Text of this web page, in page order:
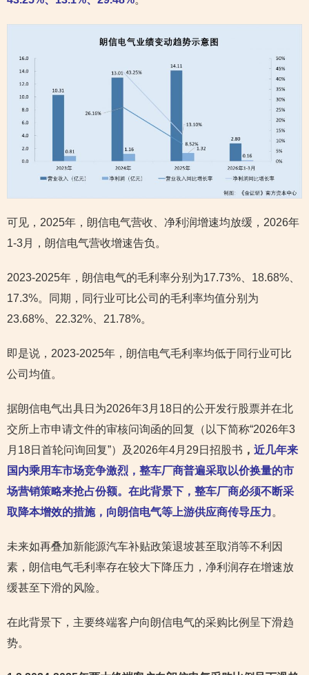
可见，2025年，朗信电气营收、净利润增速均放缓，2026年
1-3月，朗信电气营收增速告负。
2023-2025年，朗信电气的毛利率分别为17.73%、18.68%、
17.3%。同期，同行业可比公司的毛利率均值分别为
23.68%、22.32%、21.78%。
即是说，2023-2025年，朗信电气毛利率均低于同行业可比
公司均值。
据朗信电气出具日为2026年3月18日的公开发行股票并在北
交所上市申请文件的审核问询函的回复（以下简称“2026年3
月18日首轮问询回复”）及2026年4月29日招股书 ， 近几年来
国内乘用车市场竞争激烈，整车厂商普遍采取以价换量的市
场营销策略来抢占份额。在此背景下，整车厂商必须不断采
取降本增效的措施，向朗信电气等上游供应商传导压力。
未来如再叠加新能源汽车补贴政策退坡甚至取消等不利因
素，朗信电气毛利率存在较大下降压力，净利润存在增速放
缓甚至下滑的风险。
在此背景下，主要终端客户向朗信电气的采购比例呈下滑趋
势。